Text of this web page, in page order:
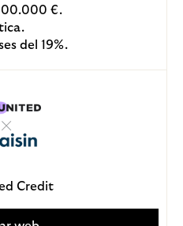
€.
del 19%.
Credit